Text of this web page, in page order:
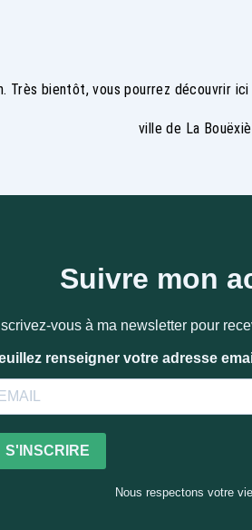
bientôt, vous pourrez découvrir
ville de La
Suivre mon
vous à ma newsletter pour
renseigner votre adresse
S'INSCRIRE
Nous respectons votre